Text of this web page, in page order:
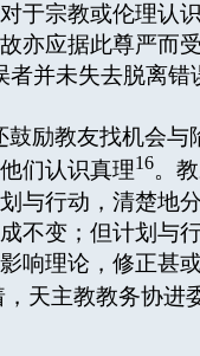
于宗教或伦理认
亦应据此尊严而
并未失去脱离错
鼓励教友找机会
们认识真理16。
与行动，清楚地
不变；但计划与
响理论，修正甚
天主教教务协进